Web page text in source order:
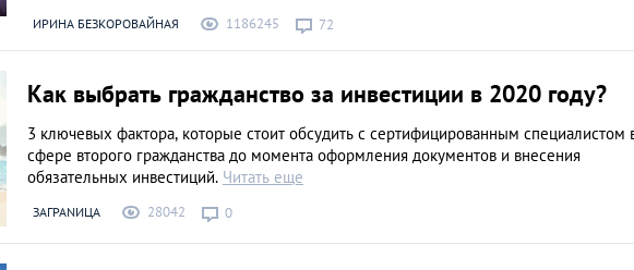
ИРИНА БЕЗКОРОВАЙНАЯ 1186245 72
Как выбрать гражданство за инвестиции в 2020 году?
3 ключевых фактора, которые стоит обсудить с сертифицированным специалистом
сфере второго гражданства до момента оформления документов и внесения
обязательных инвестиций. Читать еще
ЗАГРАNИЦА 28042 0